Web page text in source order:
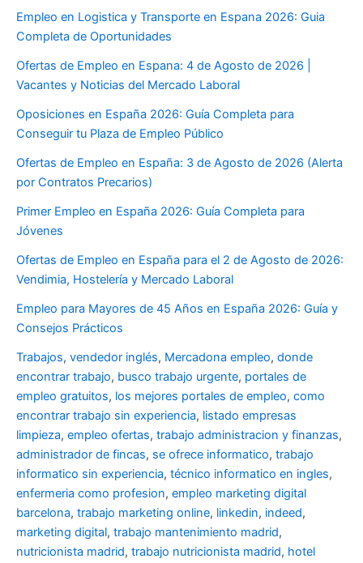
Empleo en Logistica y Transporte en Espana 2026: Guia
Completa de Oportunidades
Ofertas de Empleo en Espana: 4 de Agosto de 2026 |
Vacantes y Noticias del Mercado Laboral
Oposiciones en España 2026: Guía Completa para
Conseguir tu Plaza de Empleo Público
Ofertas de Empleo en España: 3 de Agosto de 2026 (Alerta
por Contratos Precarios)
Primer Empleo en España 2026: Guía Completa para
Jóvenes
Ofertas de Empleo en España para el 2 de Agosto de 2026:
Vendimia, Hostelería y Mercado Laboral
Empleo para Mayores de 45 Años en España 2026: Guía y
Consejos Prácticos
Trabajos, vendedor inglés, Mercadona empleo, donde
encontrar trabajo, busco trabajo urgente, portales de
empleo gratuitos, los mejores portales de empleo, como
encontrar trabajo sin experiencia, listado empresas
limpieza, empleo ofertas, trabajo administracion y finanzas,
administrador de fincas, se ofrece informatico, trabajo
informatico sin experiencia, técnico informatico en ingles,
enfermeria como profesion, empleo marketing digital
barcelona, trabajo marketing online, linkedin, indeed,
marketing digital, trabajo mantenimiento madrid,
nutricionista madrid, trabajo nutricionista madrid, hotel